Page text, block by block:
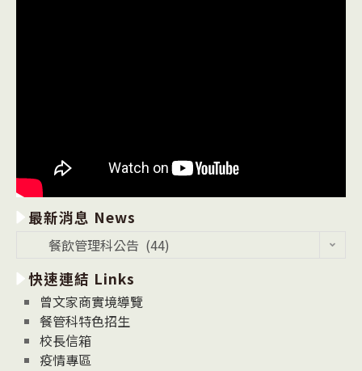
最新消息 News
消
息
News
餐飲管理科公告 (44)
快速連結 Links
曾文家商實境導覽
餐管科特色招生
校長信箱
疫情專區